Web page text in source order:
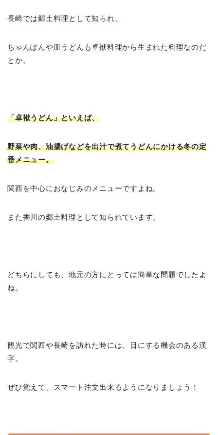
長崎では郷土料理として知られ、
ちゃんぽんや皿うどんも卓袱料理から生まれた料理なのだ
とか。
「卓袱うどん」といえば、
野菜や肉、油揚げなどを出汁で煮てうどんにかける冬の定
番メニュー。
関西を中心におなじみのメニューですよね。
また香川の郷土料理として知られています。
どちらにしても、地元の方にとっては簡単な問題でしたよ
ね。
観光で関西や長崎を訪れた時には、目にする機会のある漢
字。
ぜひ覚えて、スマート注文出来るようになりましょう！